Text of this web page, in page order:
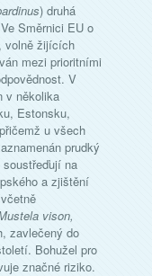
) druhá
Směrnici EU o
volně žijících
mezi prioritními
V
v několika
Estonsku,
u všech
prudký
na
a zjištění
vison,
zavlečený do
Bohužel pro
značné riziko.